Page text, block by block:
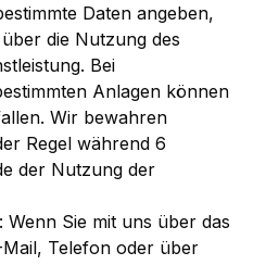
Daten angeben,
die Nutzung des
Bei
Anlagen können
Wir bewahren
Regel während 6
der Nutzung der
: Wenn Sie mit uns über das
Telefon oder über